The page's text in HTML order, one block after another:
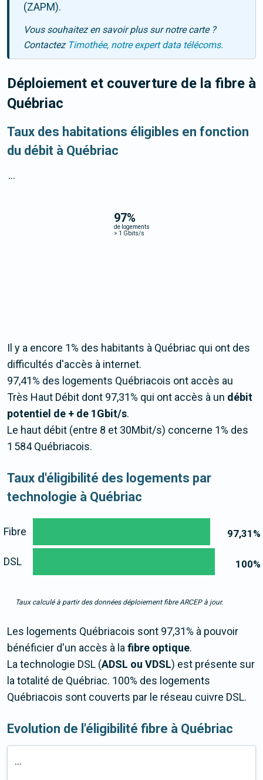
(ZAPM).
Vous souhaitez en savoir plus sur notre carte ?
Contactez Timothée, notre expert data télécoms.
Déploiement et couverture de la fibre à
Québriac
Taux des habitations éligibles en fonction
du débit à Québriac
97%
de logements
> 1 Gbits/s
...
Il y a encore 1% des habitants à Québriac qui ont des
difficultés d'accès à internet.
97,41% des logements Québriacois ont accès au
Très Haut Débit dont 97,31% qui ont accès à un débit
potentiel de + de 1Gbit/s.
Le haut débit (entre 8 et 30Mbit/s) concerne 1% des
1 584 Québriacois.
Taux d'éligibilité des logements par
technologie à Québriac
97,31 %
100%
Fibre
DSL
Taux calculé à partir des données déploiement fibre ARCEP à jour.
Les logements Québriacois sont 97,31% à pouvoir
bénéficier d'un accès à lafibre optique.
La technologie DSL (ADSL ou VDSL) est présente sur
la totalité de Québriac. 100% des logements
Québriacois sont couverts par le réseau cuivre DSL.
Evolution de l'éligibilité fibre à Québriac
...